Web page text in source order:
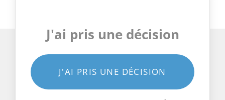
J'ai pris une décision
J'AI PRIS UNE DÉCISION